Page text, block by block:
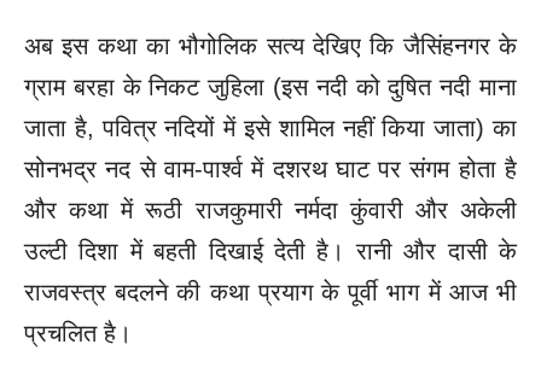
अब इस कथा का भौगोलिक सत्य देखिए कि जैसिंहनगर के
ग्राम बरहा के निकट जुहिला (इस नदी को दुषित नदी माना
जाता है, पवित्र नदियों में इसे शामिल नहीं किया जाता) का
सोनभद्र नद से वाम-पार्श्व में दशरथ घाट पर संगम होता है
और कथा में रूठी राजकुमारी नर्मदा कुंवारी और अकेली
उल्टी दिशा में बहती दिखाई देती है। रानी और दासी के
राजवस्त्र बदलने की कथा प्रयाग के पूर्वी भाग में आज भी
प्रचलित है।